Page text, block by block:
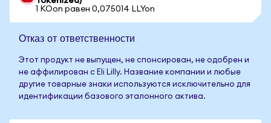
1 KOon равен 0,075014 LLYon
Отказ от ответственности
Этот продукт не выпущен, не спонсирован, не одобрен и
не аффилирован с Eli Lilly. Название компании и любые
другие товарные знаки используются исключительно для
идентификации базового эталонного актива.